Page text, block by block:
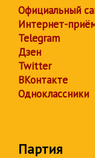
Официальный
Интернет-
Telegram
Дзен
Twitter
ВКонтакте
Одноклассники
Партия